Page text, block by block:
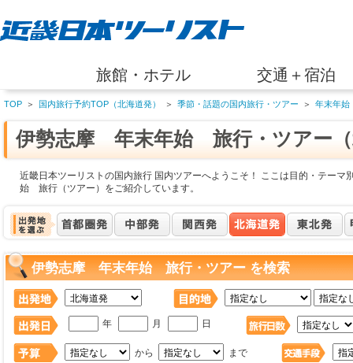
旅館・ホテル 交通＋宿泊
TOP ＞ 国内旅行予約TOP（北海道発） ＞ 季節・話題の国内旅行・ツアー ＞ 年末年
伊勢志摩 年末年始 旅行・ツアー（
近畿日本ツーリストの国内旅行 国内ツアーへようこそ！ ここは目的・テー
始 旅行（ツアー）をご紹介しています。
伊勢志摩 年末年始 旅行・ツアー を検索
年 月 日
から まで